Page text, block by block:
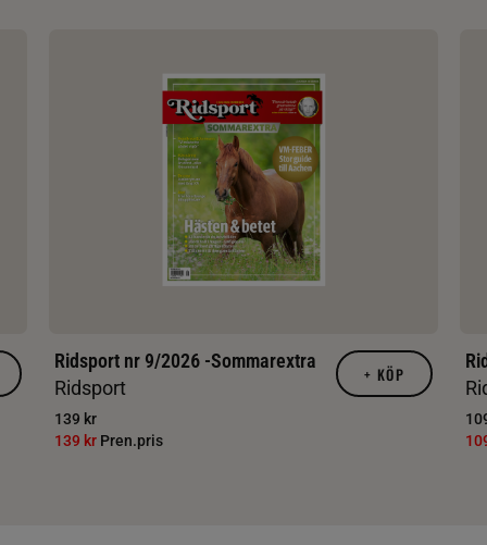
Ridsport nr 9/2026 -Sommarextra
Ridsport
139 kr
139 kr Pren.pris
+ KÖP